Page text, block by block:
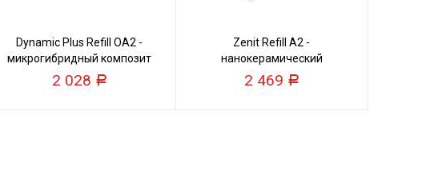
Dynamic Plus Refill ОА2 -
микрогибридный композит
2 028 Р
Zenit Refill А2 -
нанокерамический
композит
2 469 Р